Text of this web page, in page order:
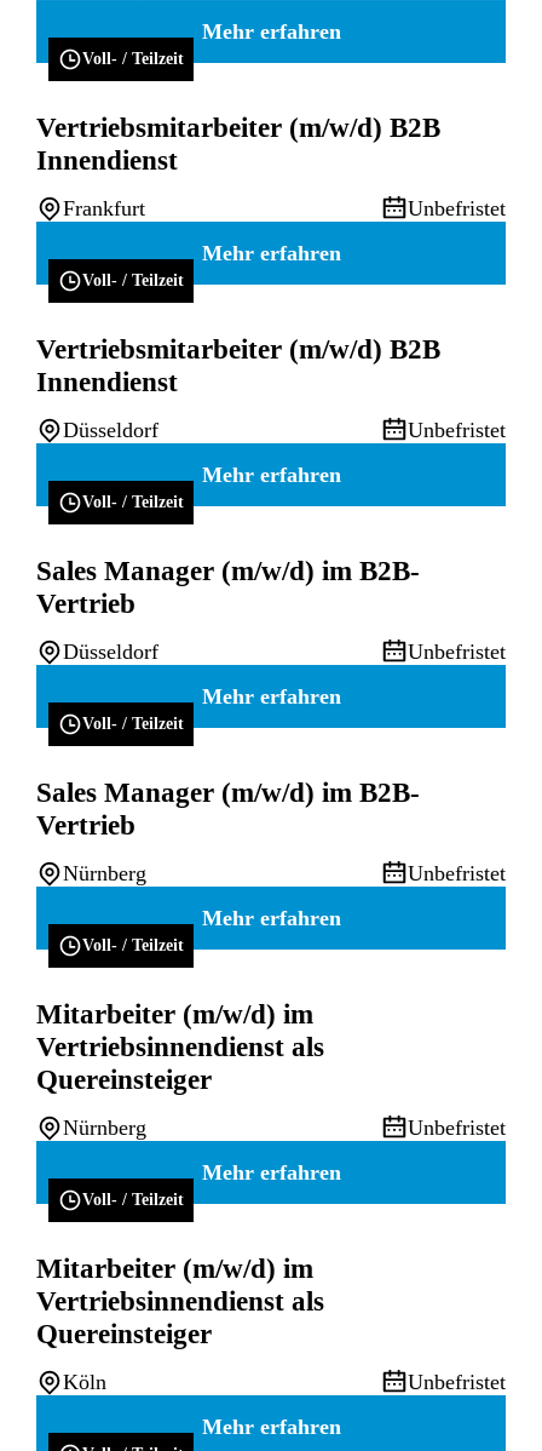
Mehr erfahren
Voll- / Teilzeit
Vertriebsmitarbeiter (m/w/d) B2B
Innendienst
Frankfurt
Unbefristet
Mehr erfahren
Voll- / Teilzeit
Vertriebsmitarbeiter (m/w/d) B2B
Innendienst
Düsseldorf
Unbefristet
Mehr erfahren
Voll- / Teilzeit
Sales Manager (m/w/d) im B2B-
Vertrieb
Düsseldorf
Unbefristet
Mehr erfahren
Voll- / Teilzeit
Sales Manager (m/w/d) im B2B-
Vertrieb
Nürnberg
Unbefristet
Mehr erfahren
Voll- / Teilzeit
Mitarbeiter (m/w/d) im
Vertriebsinnendienst als
Quereinsteiger
Nürnberg
Unbefristet
Mehr erfahren
Voll- / Teilzeit
Mitarbeiter (m/w/d) im
Vertriebsinnendienst als
Quereinsteiger
Köln
Unbefristet
Mehr erfahren